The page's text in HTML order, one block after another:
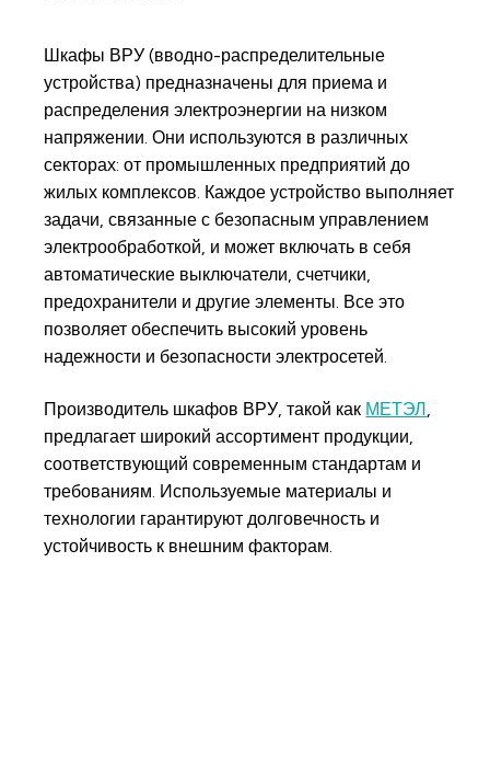
Шкафы ВРУ (вводно-распределительные
устройства) предназначены для приема и
распределения электроэнергии на низком
напряжении. Они используются в различных
секторах: от промышленных предприятий до
жилых комплексов. Каждое устройство выполняет
задачи, связанные с безопасным управлением
электрообработкой, и может включать в себя
автоматические выключатели, счетчики,
предохранители и другие элементы. Все это
позволяет обеспечить высокий уровень
надежности и безопасности электросетей.
Производитель шкафов ВРУ, такой как МЕТЭЛ,
предлагает широкий ассортимент продукции,
соответствующий современным стандартам и
требованиям. Используемые материалы и
технологии гарантируют долговечность и
устойчивость к внешним факторам.